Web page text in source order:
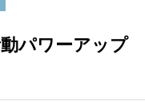
動パワーアップ